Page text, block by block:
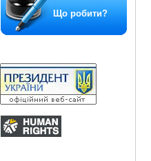
Що робити?